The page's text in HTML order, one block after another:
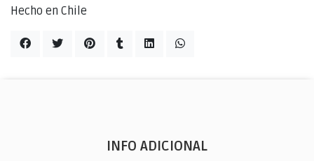
Hecho en Chile
INFO ADICIONAL